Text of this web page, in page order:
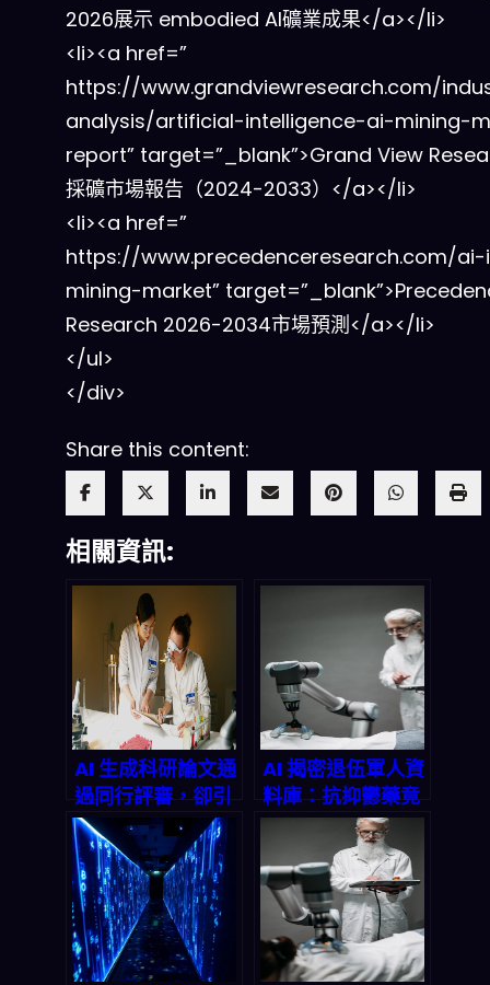
2026展示 embodied AI礦業成果</a></li>
<li><a href=”
https://www.grandviewresearch.com/
analysis/artificial-intelligence-ai-mining-
report” target=”_blank”>Grand View
採礦市場報告（2024-2033）</a></li>
<li><a href=”
https://www.precedenceresearch.com/
mining-market”
Research 2026-2034市場預測</a></li>
</ul>
</div>
Share this content:
相關資訊:
AI 生成科研論文通
過同行評審，卻引
爆「可靠性」爭
議：2026 你該怎
麼做才不翻車？
AI 揭密退伍軍人資
料庫：抗抑鬱藥竟
能對抗漸凍人症？